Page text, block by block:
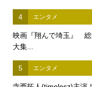
4 エンタメ
映画『翔んで埼玉』 総
大集...
5 エンタメ